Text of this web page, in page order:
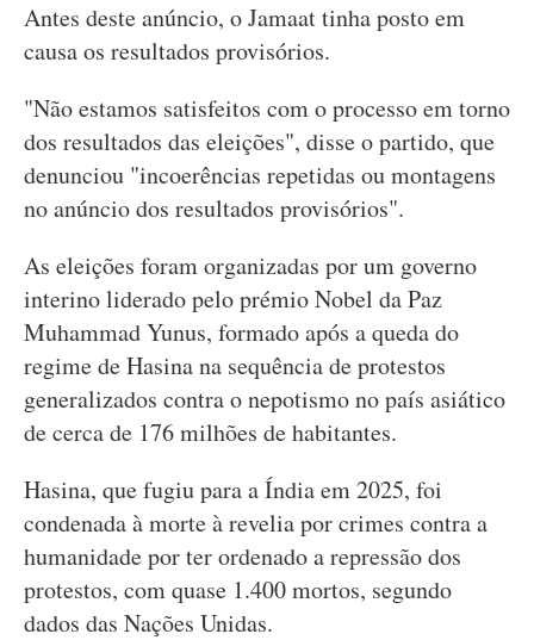
Antes deste anúncio, o Jamaat tinha posto em
causa os resultados provisórios.
"Não estamos satisfeitos com o processo em torno
dos resultados das eleições", disse o partido, que
denunciou "incoerências repetidas ou montagens
no anúncio dos resultados provisórios".
As eleições foram organizadas por um governo
interino liderado pelo prémio Nobel da Paz
Muhammad Yunus, formado após a queda do
regime de Hasina na sequência de protestos
generalizados contra o nepotismo no país asiático
de cerca de 176 milhões de habitantes.
Hasina, que fugiu para a Índia em 2025, foi
condenada à morte à revelia por crimes contra a
humanidade por ter ordenado a repressão dos
protestos, com quase 1.400 mortos, segundo
dados das Nações Unidas.